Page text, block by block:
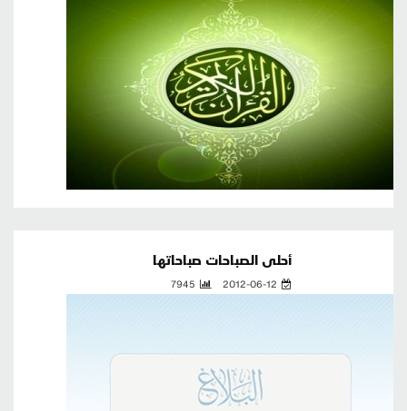
أحلى الصباحات صباحاتها
2012-06-12
7945